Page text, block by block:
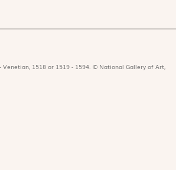
1518 or 1519 - 1594. © National Gallery of Art,